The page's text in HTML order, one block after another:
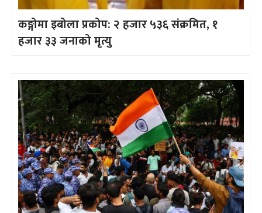
कङ्गोमा इबोला प्रकोप: २ हजार ५३६ संक्रमित, १
हजार ३३ जनाको मृत्यु